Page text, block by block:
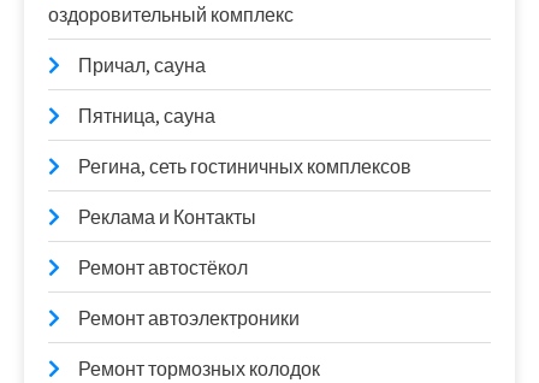
оздоровительный комплекс
Причал, сауна
Пятница, сауна
Регина, сеть гостиничных комплексов
Реклама и Контакты
Ремонт автостёкол
Ремонт автоэлектроники
Ремонт тормозных колодок